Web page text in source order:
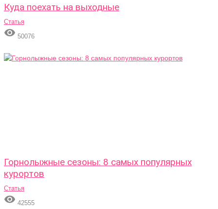
Куда поехать на выходные
Статья
 50076
Горнолыжные сезоны: 8 самых популярных
курортов
Статья
 42555